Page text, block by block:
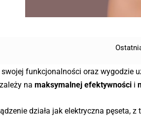
swojej funkcjonalności oraz wygodzie
namaksymalnej efektywności i
działa jak elektryczna pęseta,